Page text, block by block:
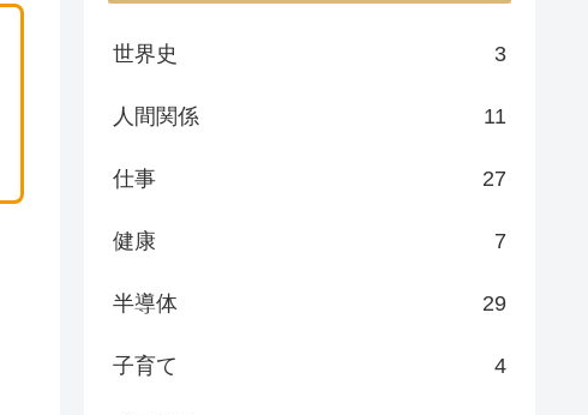
世界史 3
人間関係 11
仕事 27
健康 7
半導体 29
子育て 4